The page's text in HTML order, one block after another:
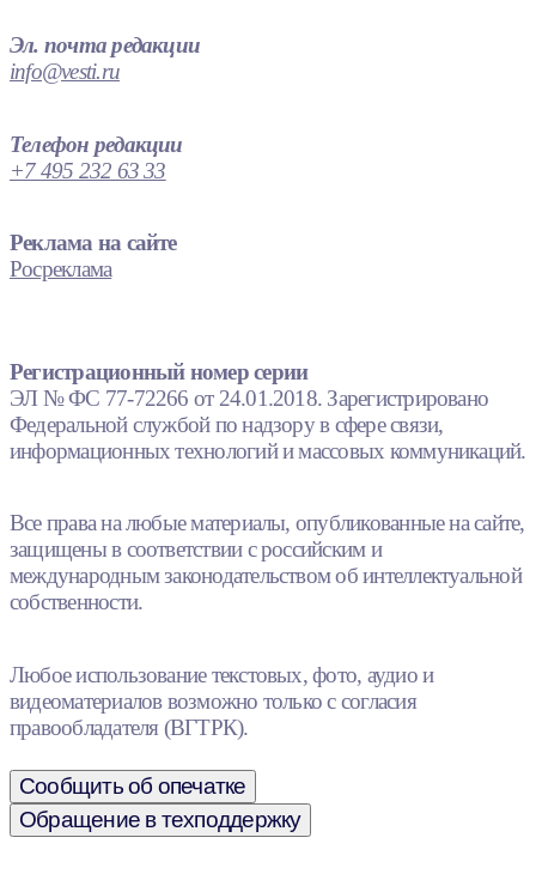
Эл. почта редакции
info@vesti.ru
Телефон редакции
+7 495 232 63 33
Реклама на сайте
Росреклама
Регистрационный номер серии
ЭЛ № ФС 77-72266 от 24.01.2018. Зарегистрировано
Федеральной службой по надзору в сфере связи,
информационных технологий и массовых коммуникаций.
Все права на любые материалы, опубликованные на сайте,
защищены в соответствии с российским и
международным законодательством об интеллектуальной
собственности.
Любое использование текстовых, фото, аудио и
видеоматериалов возможно только с согласия
правообладателя (ВГТРК).
Сообщить об опечатке
Обращение в техподдержку